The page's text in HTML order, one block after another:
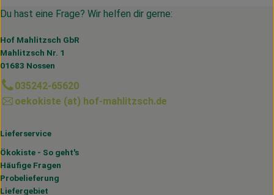
Du hast eine Frage? Wir helfen dir gerne:
Hof Mahlitzsch GbR
Mahlitzsch Nr. 1
01683 Nossen
035242-65620
oekokiste (at) hof-mahlitzsch.de
Lieferservice
Ökokiste - So geht's
Häufige Fragen
Probelieferung
Liefergebiet